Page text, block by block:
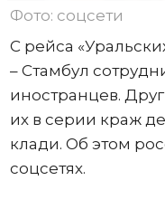
Фото: соцсети
С рейса
– Стамбул
иностранцев.
их в серии краж
клади. Об этом
соцсетях.